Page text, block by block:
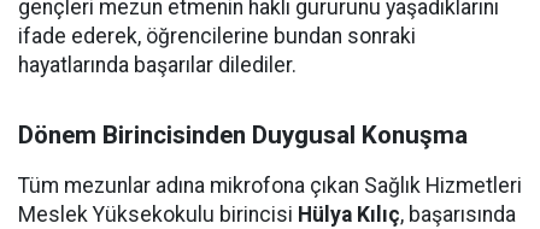
gençleri mezun etmenin haklı gururunu yaşadıklarını
ifade ederek, öğrencilerine bundan sonraki
hayatlarında başarılar dilediler.
Dönem Birincisinden Duygusal Konuşma
Tüm mezunlar adına mikrofona çıkan Sağlık Hizmetleri
Meslek Yüksekokulu birincisi Hülya Kılıç, başarısında